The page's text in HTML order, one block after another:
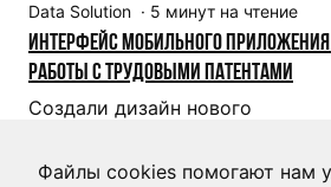
Data Solution · 5 минут на чтение
Интерфейс мобильного
работы с трудовыми патентами
Создали дизайн нового
работы с трудовыми
Файлы cookies помогают нам